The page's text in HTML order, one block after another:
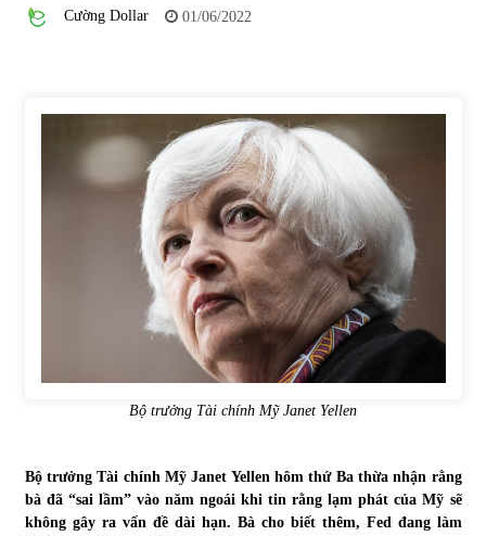
5/2022
06/06/2022
Top 10 tỷ phú giàu nhất thế giới – Bảng xếp hạng 2022
31/05/2022
Bất ổn từ các cuộc đấu giá đất ở Thanh Hoá
31/05/2022
Tiền gửi vào ngân hàng tiếp tục tăng mạnh
31/05/2022
S&P Ratings cập nhật xếp hạng tín nhiệm của
Vietcombank và Eximbank
31/05/2022
Cường Dollar 01/06/2022
Bộ trưởng Tài chính Mỹ Janet Yellen
Bộ trưởng Tài chính Mỹ Janet Yellen hôm thứ Ba thừa nhận rằng
bà đã “sai lầm” vào năm ngoái khi tin rằng lạm phát của Mỹ sẽ
không gây ra vấn đề dài hạn. Bà cho biết thêm, Fed đang làm